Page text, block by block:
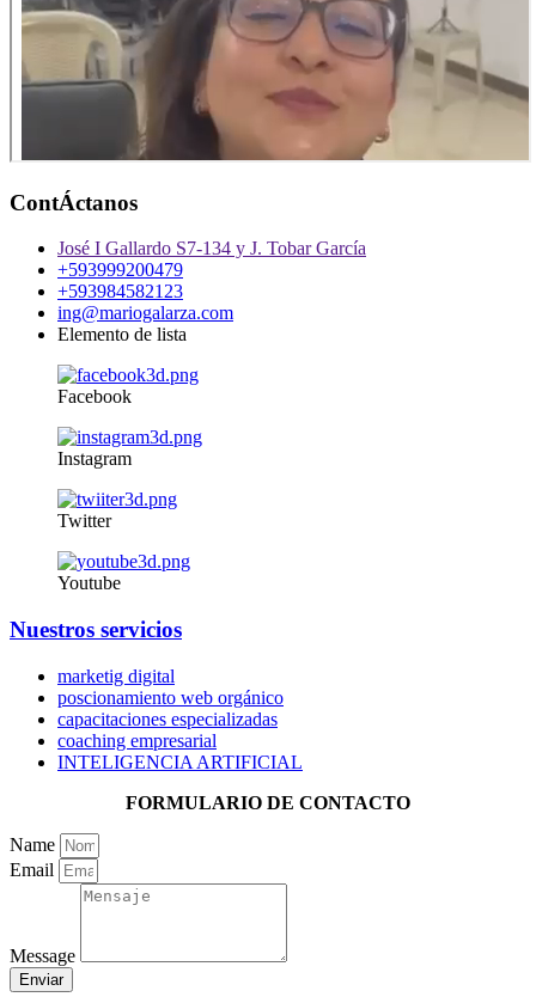
ContÁctanos
José I Gallardo S7-134 y J. Tobar García
+593999200479
+593984582123
ing@mariogalarza.com
Elemento de lista
Facebook
Instagram
Twitter
Youtube
Nuestros servicios
marketig digital
poscionamiento web orgánico
capacitaciones especializadas
coaching empresarial
INTELIGENCIA ARTIFICIAL
FORMULARIO DE CONTACTO
Name
Email
Message
Enviar